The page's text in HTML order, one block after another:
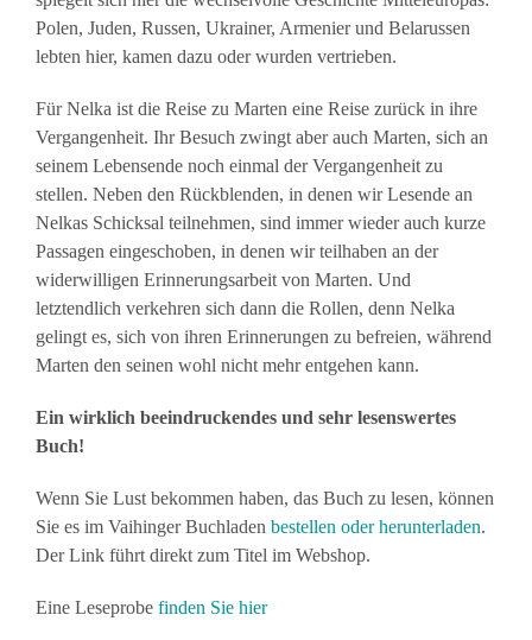
Polen, Juden, Russen, Ukrainer, Armenier und Belarussen
lebten hier, kamen dazu oder wurden vertrieben.
Für Nelka ist die Reise zu Marten eine Reise zurück in ihre
Vergangenheit. Ihr Besuch zwingt aber auch Marten, sich an
seinem Lebensende noch einmal der Vergangenheit zu
stellen. Neben den Rückblenden, in denen wir Lesende an
Nelkas Schicksal teilnehmen, sind immer wieder auch kurze
Passagen eingeschoben, in denen wir teilhaben an der
widerwilligen Erinnerungsarbeit von Marten. Und
letztendlich verkehren sich dann die Rollen, denn Nelka
gelingt es, sich von ihren Erinnerungen zu befreien, während
Marten den seinen wohl nicht mehr entgehen kann.
Ein wirklich beeindruckendes und sehr lesenswertes
Buch!
Wenn Sie Lust bekommen haben, das Buch zu lesen, können
Sie es im Vaihinger Buchladen bestellen oder herunterladen.
Der Link führt direkt zum Titel im Webshop.
Eine Leseprobe finden Sie hier